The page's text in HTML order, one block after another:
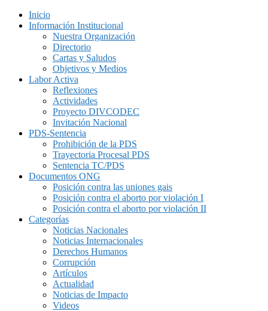
Inicio
Información Institucional
Nuestra Organización
Directorio
Cartas y Saludos
Objetivos y Medios
Labor Activa
Reflexiones
Actividades
Proyecto DIVCODEC
Invitación Nacional
PDS-Sentencia
Prohibición de la PDS
Trayectoria Procesal PDS
Sentencia TC/PDS
Documentos ONG
Posición contra las uniones gais
Posición contra el aborto por violación I
Posición contra el aborto por violación II
Categorías
Noticias Nacionales
Noticias Internacionales
Derechos Humanos
Corrupción
Artículos
Actualidad
Noticias de Impacto
Videos